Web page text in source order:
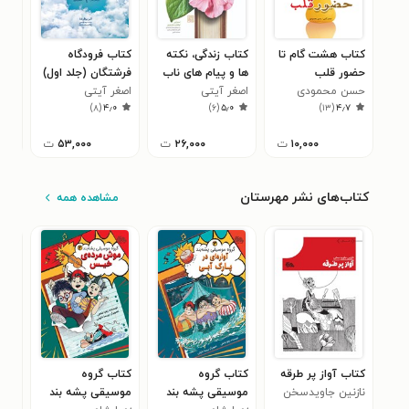
کتاب هشت گام تا
حضور قلب
حسن محمودی
۴٫۷(۱۳)
۱۰,۰۰۰ ت
کتاب زندگی، نکته
ها و پیام های ناب
از صحیفه سجادیه
(جلد اول)
اصغر آیتی
۵٫۰(۶)
۲۶,۰۰۰ ت
کتاب فرودگاه
فرشتگان (جلد اول)
اصغر آیتی
۴٫۰(۸)
۵۳,۰۰۰ ت
کتاب‌های نشر مهرستان مشاهده همه
کتاب آواز پر طرقه
نازنین جاویدسخن
کتاب گروه
موسیقی پشه بند
کتاب گروه
موسیقی پشه بند